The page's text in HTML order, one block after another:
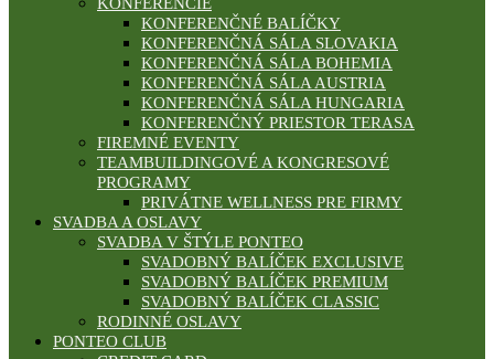
KONFERENCIE
KONFERENČNÉ BALÍČKY
KONFERENČNÁ SÁLA SLOVAKIA
KONFERENČNÁ SÁLA BOHEMIA
KONFERENČNÁ SÁLA AUSTRIA
KONFERENČNÁ SÁLA HUNGARIA
KONFERENČNÝ PRIESTOR TERASA
FIREMNÉ EVENTY
TEAMBUILDINGOVÉ A KONGRESOVÉ
PROGRAMY
PRIVÁTNE WELLNESS PRE FIRMY
SVADBA A OSLAVY
SVADBA V ŠTÝLE PONTEO
SVADOBNÝ BALÍČEK EXCLUSIVE
SVADOBNÝ BALÍČEK PREMIUM
SVADOBNÝ BALÍČEK CLASSIC
RODINNÉ OSLAVY
PONTEO CLUB